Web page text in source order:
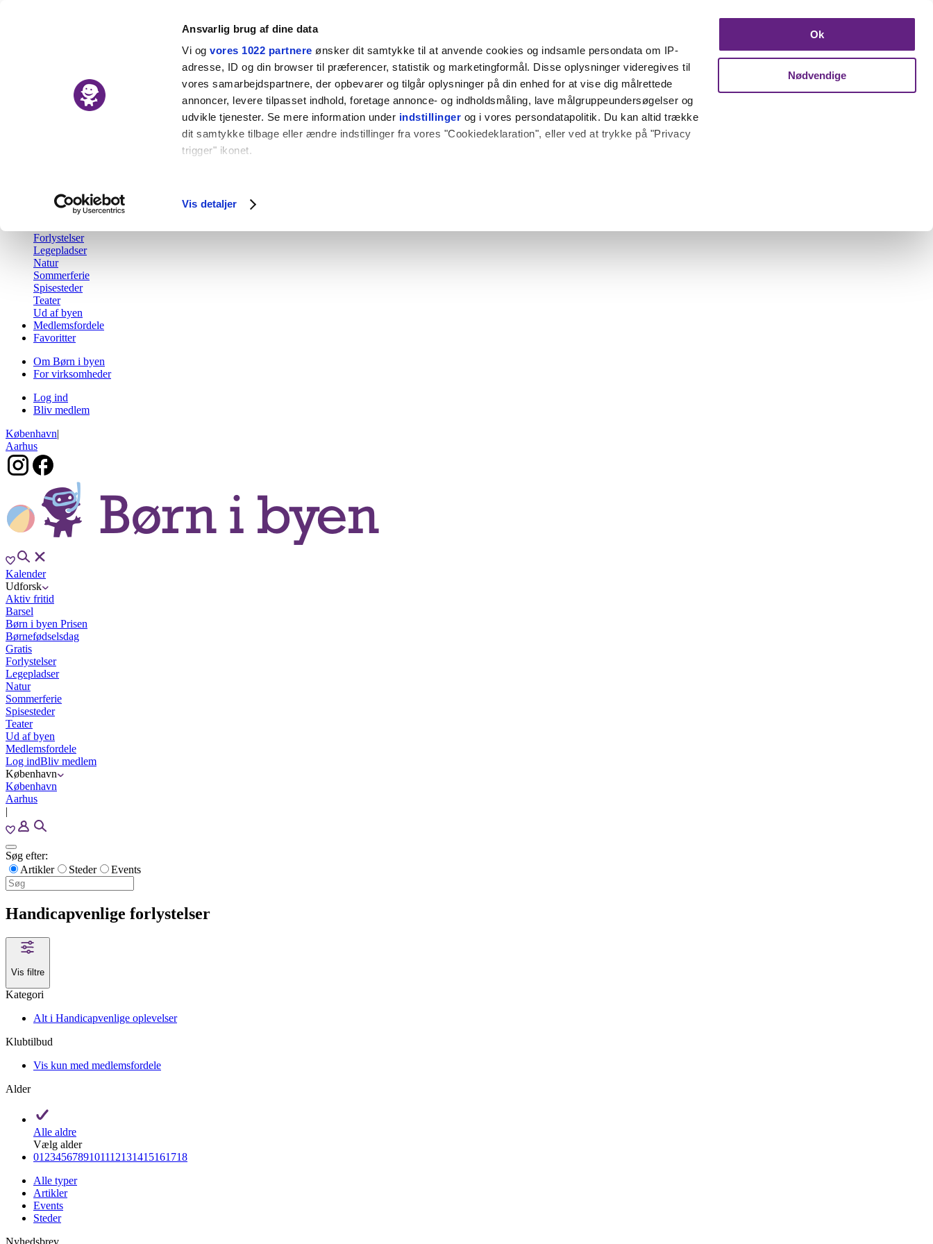
Ansvarlig brug af dine data
Vi ogvores 1022 partnere ønsker dit samtykke til at anvende cookies og indsamle persondata om IP-
adresse, ID og din browser til præferencer, statistik og marketingformål. Disse oplysninger videregives til
vores samarbejdspartnere, der opbevarer og tilgår oplysninger på din enhed for at vise dig målrettede
annoncer, levere tilpasset indhold, foretage annonce- og indholdsmåling, lave målgruppeundersøgelser og
udvikle tjenester. Se mere information under indstillinger og i vores persondatapolitik. Du kan altid trække
dit samtykke tilbage eller ændre indstillinger fra vores "Cookiedeklaration", eller ved at trykke på "Privacy
trigger" ikonet.
Indsamle præcise oplysninger om din placering, der kan være nøjagtig inden for få meter
Vis detaljer
Ok
Nødvendige
Børn i byen Prisen
Børnefødselsdag
Forlystelser
Legepladser
Natur
Sommerferie
Spisesteder
Teater
Ud af byen
Medlemsfordele
Favoritter
Om Børn i byen
For virksomheder
Log ind
Bliv medlem
København|
Aarhus
Kalender
Udforsk
Aktiv fritid
Barsel
Børn i byen Prisen
Børnefødselsdag
Gratis
Forlystelser
Legepladser
Natur
Sommerferie
Spisesteder
Teater
Ud af byen
Medlemsfordele
Log indBliv medlem
København
København
Aarhus
|
Søg efter:
Artikler
Steder Events
Handicapvenlige forlystelser
Vis filtre
Kategori
Alt i Handicapvenlige oplevelser
Klubtilbud
Vis kun med medlemsfordele
Alder
Alle aldre
Vælg alder
0123456789101112131415161718
Alle typer
Artikler
Events
Steder